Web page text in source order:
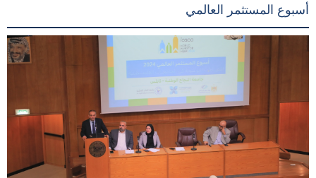
أسبوع المستثمر العالمي